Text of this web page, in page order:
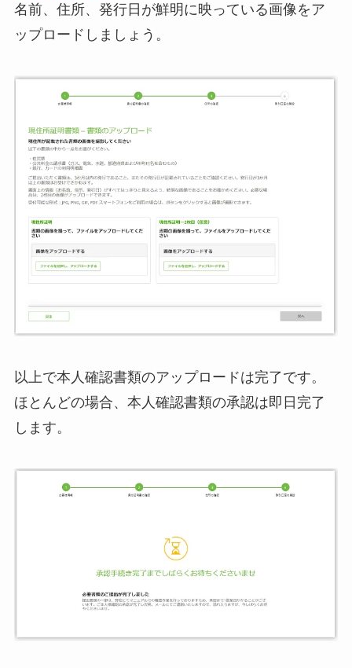
名前、住所、発行日が鮮明に映っている画像をア
ップロードしましょう。
以上で本人確認書類のアップロードは完了です。
ほとんどの場合、本人確認書類の承認は即日完了
します。